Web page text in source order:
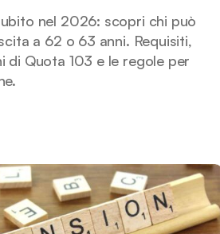
nel 2026: scopri chi può
a 62 o 63 anni. Requisiti,
di Quota 103 e le regole per